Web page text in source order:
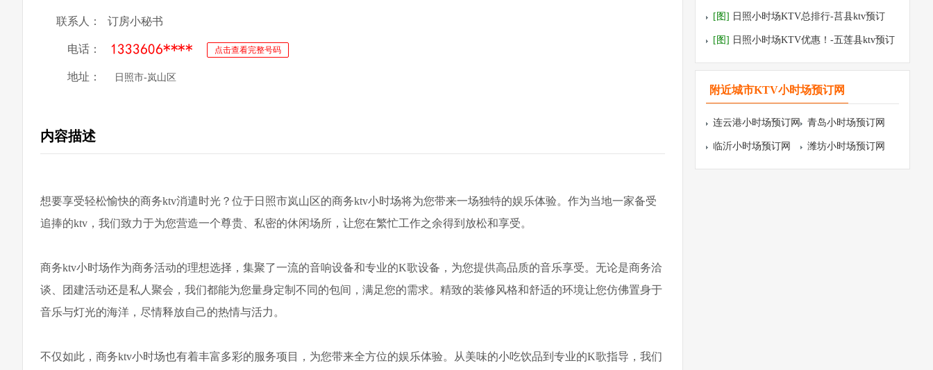
联系人： 订房小秘书
电话： 点击查看完整号码
地址： 日照市-岚山区
内容描述
想要享受轻松愉快的商务ktv消遣时光？位于日照市岚山区的商务ktv小时场将为您带来一场独特的娱乐体验。作为当地一家备受
追捧的ktv，我们致力于为您营造一个尊贵、私密的休闲场所，让您在繁忙工作之余得到放松和享受。
商务ktv小时场作为商务活动的理想选择，集聚了一流的音响设备和专业的K歌设备，为您提供高品质的音乐享受。无论是商务洽
谈、团建活动还是私人聚会，我们都能为您量身定制不同的包间，满足您的需求。精致的装修风格和舒适的环境让您仿佛置身于
音乐与灯光的海洋，尽情释放自己的热情与活力。
不仅如此，商务ktv小时场也有着丰富多彩的服务项目，为您带来全方位的娱乐体验。从美味的小吃饮品到专业的K歌指导，我们
预订
[图] 日照小时场KTV总排行-莒县ktv预订
[图] 日照小时场KTV优惠！-五莲县ktv预订
附近城市KTV小时场预订网
连云港小时场预订网 青岛小时场预订网
临沂小时场预订网 潍坊小时场预订网